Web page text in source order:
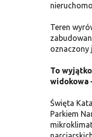
Teren
oznaczony
To
widokowa
Święta
Parkiem